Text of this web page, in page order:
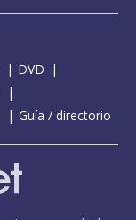
DVD
Guía / directorio